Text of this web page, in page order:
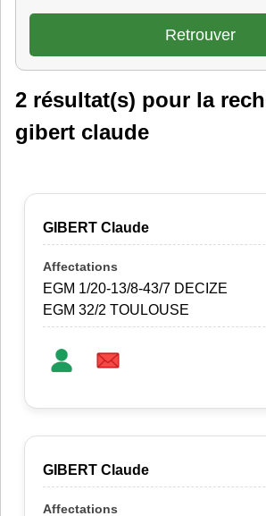
2 résultat(s) pour la
gibert claude
GIBERT Claude
EGM 1/20-13/8-43/7 DECIZE
EGM 32/2 TOULOUSE
GIBERT Claude